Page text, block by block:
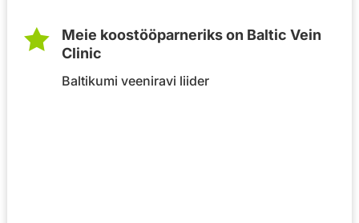

Meie koostööparneriks on Baltic Vein
Clinic
Baltikumi veeniravi liider